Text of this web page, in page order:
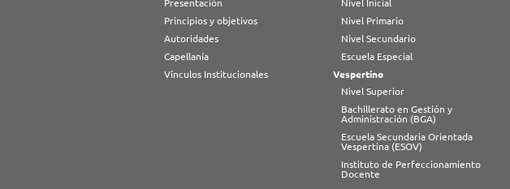
Presentación
Principios y objetivos
Autoridades
Capellanía
Vínculos Institucionales
Nivel Inicial
Nivel Primario
Nivel Secundario
Escuela Especial
Vespertino
Nivel Superior
Bachillerato en Gestión y
Administración (BGA)
Escuela Secundaria Orientada
Vespertina (ESOV)
Instituto de Perfeccionamiento
Docente